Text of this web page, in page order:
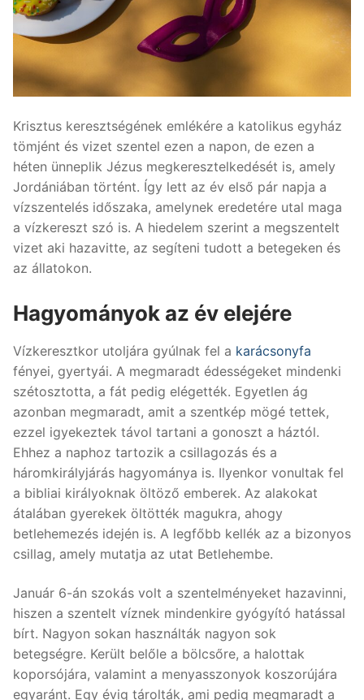
Krisztus keresztségének emlékére a katolikus egyház
tömjént és vizet szentel ezen a napon, de ezen a
héten ünneplik Jézus megkeresztelkedését is, amely
Jordániában történt. Így lett az év első pár napja a
vízszentelés időszaka, amelynek eredetére utal maga
a vízkereszt szó is. A hiedelem szerint a megszentelt
vizet aki hazavitte, az segíteni tudott a betegeken és
az állatokon.
Hagyományok az év elejére
Vízkeresztkor utoljára gyúlnak fel a karácsonyfa
fényei, gyertyái. A megmaradt édességeket mindenki
szétosztotta, a fát pedig elégették. Egyetlen ág
azonban megmaradt, amit a szentkép mögé tettek,
ezzel igyekeztek távol tartani a gonoszt a háztól.
Ehhez a naphoz tartozik a csillagozás és a
háromkirályjárás hagyománya is. Ilyenkor vonultak fel
a bibliai királyoknak öltöző emberek. Az alakokat
átalában gyerekek öltötték magukra, ahogy
betlehemezés idején is. A legfőbb kellék az a bizonyos
csillag, amely mutatja az utat Betlehembe.
Január 6-án szokás volt a szentelményeket hazavinni,
hiszen a szentelt víznek mindenkire gyógyító hatással
bírt. Nagyon sokan használták nagyon sok
betegségre. Került belőle a bölcsőre, a halottak
koporsójára, valamint a menyasszonyok koszorújára
egyaránt. Egy évig tárolták, ami pedig megmaradt a